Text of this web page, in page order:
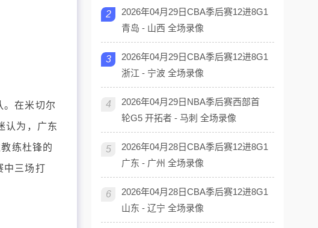
。在米切尔
认为，广东
练杜锋的
中三场打
2
2026年04月29日CBA季后赛12进8G1
青岛 - 山西 全场录像
3
2026年04月29日CBA季后赛12进8G1
浙江 - 宁波 全场录像
4
2026年04月29日NBA季后赛西部首
轮G5 开拓者 - 马刺 全场录像
5
2026年04月28日CBA季后赛12进8G1
广东 - 广州 全场录像
6
2026年04月28日CBA季后赛12进8G1
山东 - 辽宁 全场录像